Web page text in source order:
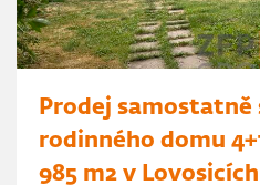
Prodej
rodinného domu
985 m2 v Lovosicích